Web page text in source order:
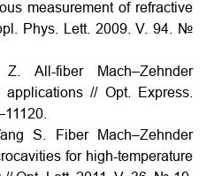
measurement of refractive
Phys. Lett. 2009. V. 94. №
fiber Mach–Zehnder
// Opt. Express.
S. Fiber Mach–Zehnder
for high-temperature